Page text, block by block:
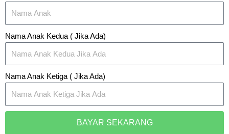
Nama Anak Kedua ( Jika Ada)
Nama Anak Ketiga ( Jika Ada)
BAYAR SEKARANG